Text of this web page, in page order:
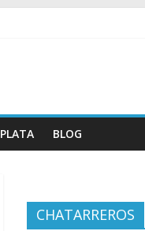
PLATA BLOG
CHATARREROS